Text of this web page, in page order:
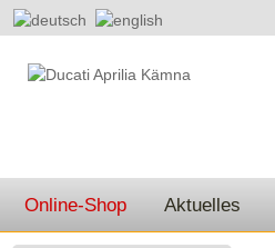
Online-Shop Aktuelles